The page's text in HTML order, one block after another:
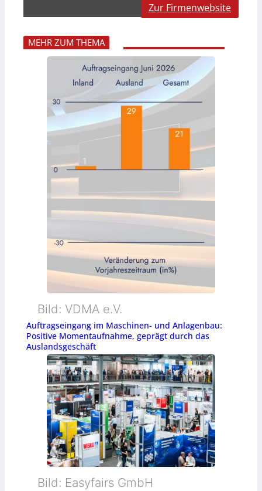
Zur Firmenwebsite
MEHR ZUM THEMA
Bild: VDMA e.V.
Auftragseingang im Maschinen- und Anlagenbau:
Positive Momentaufnahme, geprägt durch das
Auslandsgeschäft
Bild: Easyfairs GmbH